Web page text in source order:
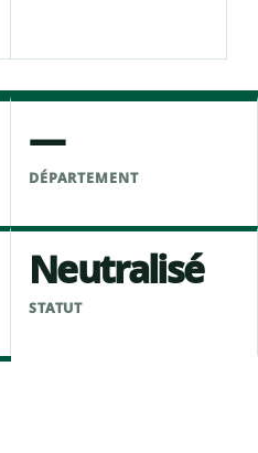
—
DÉPARTEMENT
Neutralisé
STATUT